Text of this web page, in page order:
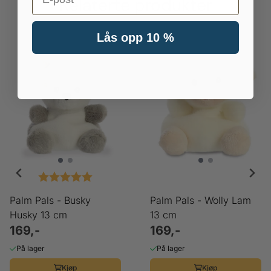
Relaterte produkter
Karakter:
Palm Pals - Busky
Husky 13 cm
169,-
På lager
Kjøp
Palm Pals - Wolly Lam
13 cm
169,-
På lager
Kjøp
Lås opp 10 %